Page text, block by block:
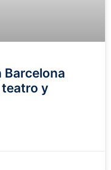
Barcelona
y